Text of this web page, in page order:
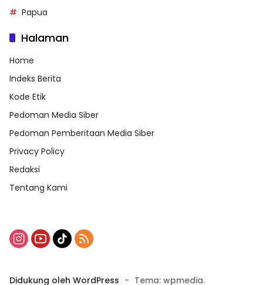
Papua
Halaman
Home
Indeks Berita
Kode Etik
Pedoman Media Siber
Pedoman Pemberitaan Media Siber
Privacy Policy
Redaksi
Tentang Kami
Didukung oleh WordPress - Tema: wpmedia.